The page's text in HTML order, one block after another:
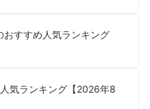
すすめ人気ランキング
気ランキング【2026年8